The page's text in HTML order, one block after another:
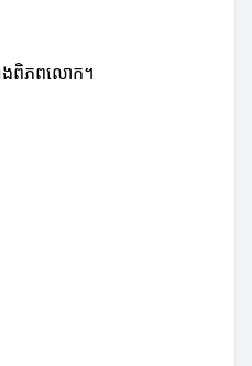
ាំងពិភពលោក។